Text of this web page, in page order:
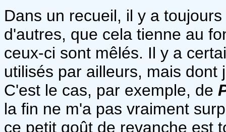
Dans un recueil, il y a
d'autres, que cela tienne au
ceux-ci sont mêlés. Il y a
utilisés par ailleurs, mais
C'est le cas, par exemple, de
la fin ne m'a pas vraiment
ce petit goût de revanche est